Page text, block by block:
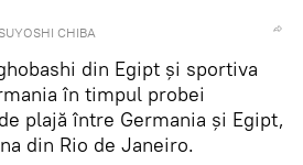
CHIBA
din Egipt și sportiva
în timpul probei
plajă între Germania și Egipt,
din Rio de Janeiro.